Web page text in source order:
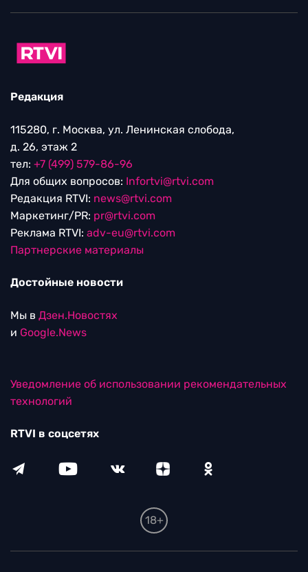
Редакция
115280, г. Москва, ул. Ленинская слобода,
д. 26, этаж 2
тел: +7 (499) 579-86-96
Для общих вопросов: Infortvi@rtvi.com
Редакция RTVI: news@rtvi.com
Маркетинг/PR: pr@rtvi.com
Реклама RTVI: adv-eu@rtvi.com
Партнерские материалы
Достойные новости
Мы в Дзен.Новостях
и Google.News
Уведомление об использовании рекомендательных
технологий
RTVI в соцсетях
18+